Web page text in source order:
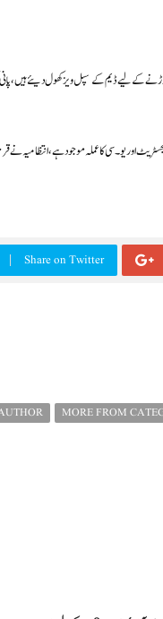
کے لیے ڈیم کے سپل ویز کھول دیئے ہیں،
اور یو۔ سی کا عملہ موجود ہے،
Share on Twitter
MORE FROM